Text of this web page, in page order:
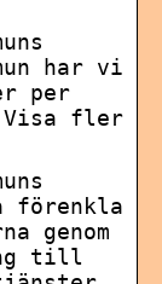
har vi
per
Visa fler
förenkla
genom
till